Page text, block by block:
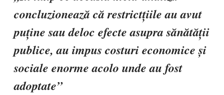
concluzionează că restrictțiile au avut
puține sau deloc efecte asupra sănătății
publice, au impus costuri economice și
sociale enorme acolo unde au fost
adoptate”